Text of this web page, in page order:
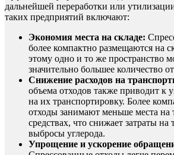
дальнейшей переработки или
таких предприятий включают:
Экономия места на складе:
более компактно размещаются на
этому одно и то же пространство
значительно большее количество
Снижение расходов на
объема отходов также приводит к
на их транспортировку. Более
отходы занимают меньше места на
средствах, что снижает затраты на
выбросы углерода.
Упрощение и ускорение